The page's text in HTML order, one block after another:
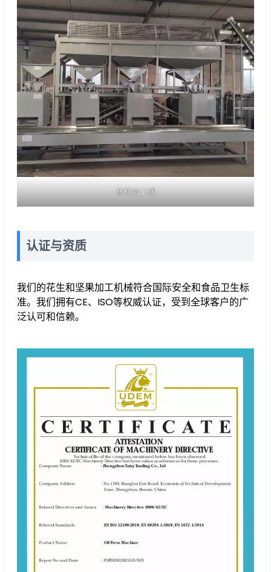
核桃加工线
认证与资质
我们的花生和坚果加工机械符合国际安全和食品卫生标
准。我们拥有CE、ISO等权威认证，受到全球客户的广
泛认可和信赖。